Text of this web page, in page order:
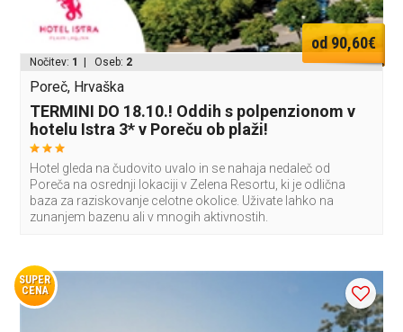
od 90,60€
Nočitev: 1 | Oseb: 2
Poreč, Hrvaška
TERMINI DO 18.10.! Oddih s polpenzionom v
hotelu Istra 3* v Poreču ob plaži!
Hotel gleda na čudovito uvalo in se nahaja nedaleč od
Poreča na osrednji lokaciji v Zelena Resortu, ki je odlična
baza za raziskovanje celotne okolice. Uživate lahko na
zunanjem bazenu ali v mnogih aktivnostih.
SUPER
CENA